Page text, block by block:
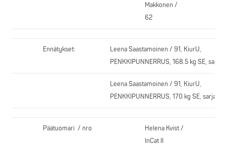
Makkonen /
62
Ennätykset:
Leena Saastamoinen / 91, KiurU,
PENKKIPUNNERRUS, 168.5 kg SE, sarja
Leena Saastamoinen / 91, KiurU,
PENKKIPUNNERRUS, 170 kg SE, sarja
Päätuomari / nro
Helena Kvist /
InCat II